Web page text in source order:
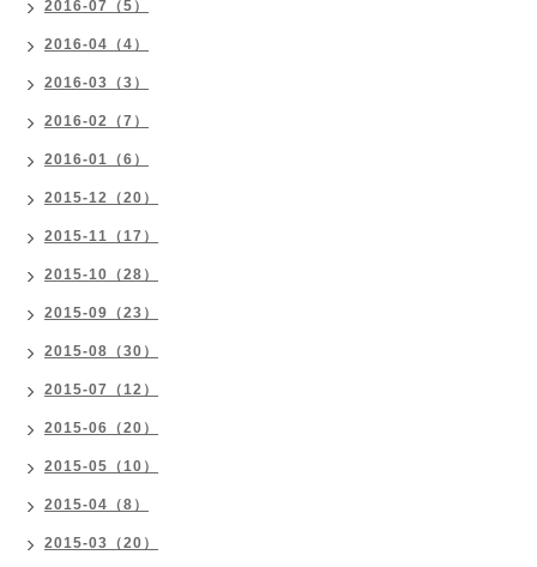
2016-07（5）
2016-04（4）
2016-03（3）
2016-02（7）
2016-01（6）
2015-12（20）
2015-11（17）
2015-10（28）
2015-09（23）
2015-08（30）
2015-07（12）
2015-06（20）
2015-05（10）
2015-04（8）
2015-03（20）